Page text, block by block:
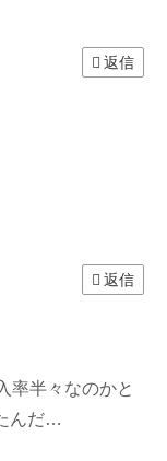
返信
返信
率半々なのかと
んだ…